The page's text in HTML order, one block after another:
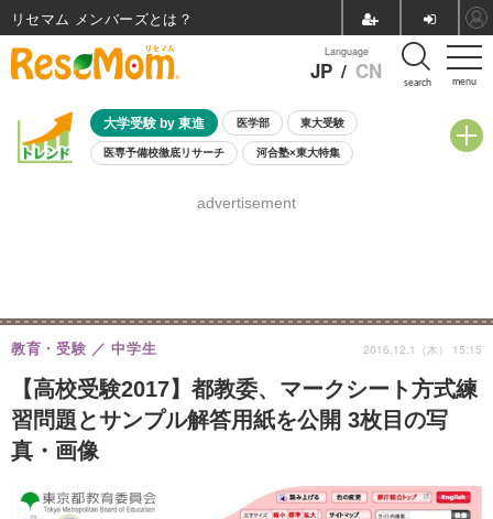
menu
Language
JP / CN search
大学受験 by 東進 医学部 東大受験
医専予備校徹底リサーチ 河合塾×東大特集
8月開催学校説明会・相談会
advertisement
【高校受験2017】都教委、マークシート方式練
習問題とサンプル解答用紙を公開 3枚目の写
真・画像
教育・受験 中学生 2016.12.1（木） 15:15
リセマム メンバーズ